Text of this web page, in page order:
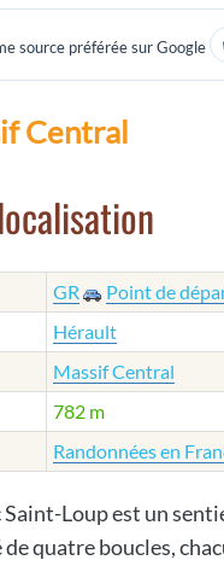
source préférée sur Google
Central
GR Point de
Hérault
Massif Central
782 m
Randonnées en
Saint-Loup est un
quatre boucles,